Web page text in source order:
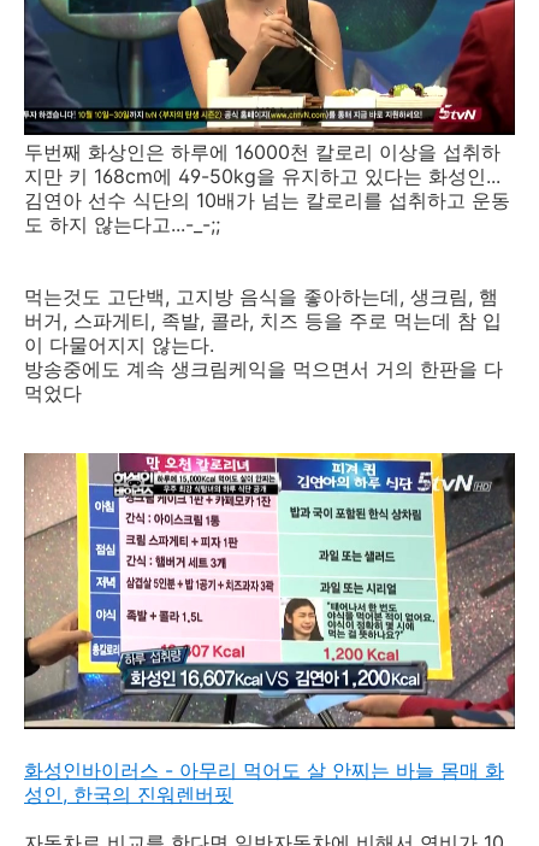
두번째 화상인은 하루에 16000천 칼로리 이상을 섭취하
지만 키 168cm에 49-50kg을 유지하고 있다는 화성인...
김연아 선수 식단의 10배가 넘는 칼로리를 섭취하고 운동
도 하지 않는다고...-_-;;
먹는것도 고단백, 고지방 음식을 좋아하는데, 생크림, 햄
버거, 스파게티, 족발, 콜라, 치즈 등을 주로 먹는데 참 입
이 다물어지지 않는다.
방송중에도 계속 생크림케익을 먹으면서 거의 한판을 다
먹었다
화성인바이러스 - 아무리 먹어도 살 안찌는 바늘 몸매 화
성인, 한국의 진워렌버핏